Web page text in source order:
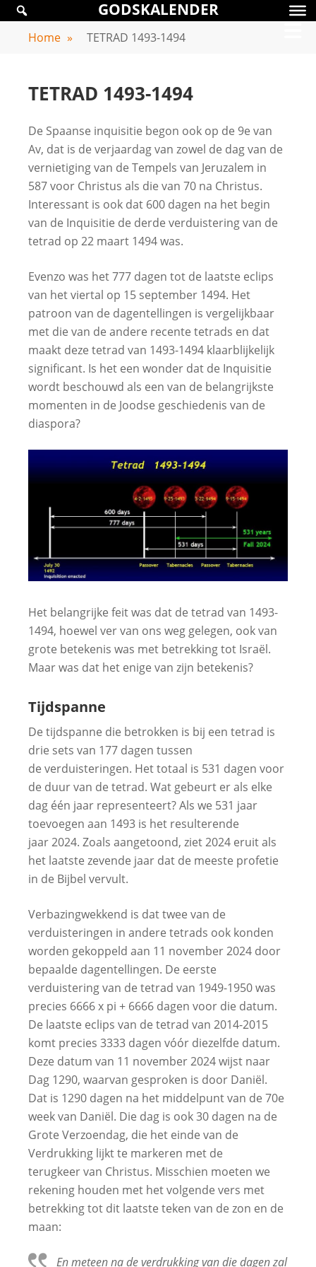
Skip
content
GODSKALENDER
GODSKALENDER
Home » TETRAD 1493-1494
TETRAD 1493-1494
De Spaanse inquisitie begon ook op de 9e van
Av, dat is de verjaardag van zowel de dag van de
vernietiging van de Tempels van Jeruzalem in
587 voor Christus als die van 70 na Christus.
Interessant is ook dat 600 dagen na het begin
van de Inquisitie de derde verduistering van de
tetrad op 22 maart 1494 was.
Evenzo was het 777 dagen tot de laatste eclips
van het viertal op 15 september 1494. Het
patroon van de dagentellingen is vergelijkbaar
met die van de andere recente tetrads en dat
maakt deze tetrad van 1493-1494 klaarblijkelijk
significant. Is het een wonder dat de Inquisitie
wordt beschouwd als een van de belangrijkste
momenten in de Joodse geschiedenis van de
diaspora?
Het belangrijke feit was dat de tetrad van 1493-
1494, hoewel ver van ons weg gelegen, ook van
grote betekenis was met betrekking tot Israël.
Maar was dat het enige van zijn betekenis?
Tijdspanne
De tijdspanne die betrokken is bij een tetrad is
drie sets van 177 dagen tussen
de verduisteringen. Het totaal is 531 dagen voor
de duur van de tetrad. Wat gebeurt er als elke
dag één jaar representeert? Als we 531 jaar
toevoegen aan 1493 is het resulterende
jaar 2024. Zoals aangetoond, ziet 2024 eruit als
het laatste zevende jaar dat de meeste profetie
in de Bijbel vervult.
Verbazingwekkend is dat twee van de
verduisteringen in andere tetrads ook konden
worden gekoppeld aan 11 november 2024 door
bepaalde dagentellingen. De eerste
verduistering van de tetrad van 1949-1950 was
precies 6666 x pi + 6666 dagen voor die datum.
De laatste eclips van de tetrad van 2014-2015
komt precies 3333 dagen vóór diezelfde datum.
Deze datum van 11 november 2024 wijst naar
Dag 1290, waarvan gesproken is door Daniël.
Dat is 1290 dagen na het middelpunt van de 70e
week van Daniël. Die dag is ook 30 dagen na de
Grote Verzoendag, die het einde van de
Verdrukking lijkt te markeren met de
terugkeer van Christus. Misschien moeten we
rekening houden met het volgende vers met
betrekking tot dit laatste teken van de zon en de
maan:
En meteen na de verdrukking van die dagen zal